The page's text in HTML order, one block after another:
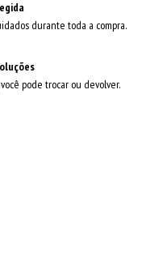
durante toda a compra.
pode trocar ou devolver.